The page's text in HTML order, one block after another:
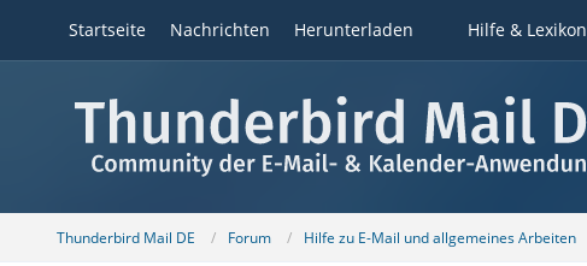
Startseite Nachrichten Herunterladen Hilfe & Lexikon
Thunderbird Mail DE Forum Hilfe zu E-Mail und allgemeines Arbeiten